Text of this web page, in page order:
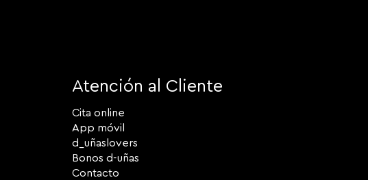
Atención al Cliente
Cita online
App móvil
d_uñaslovers
Bonos d-uñas
Contacto